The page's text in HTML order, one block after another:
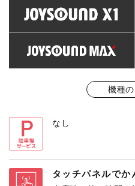
機種
なし
タッチパネルでか